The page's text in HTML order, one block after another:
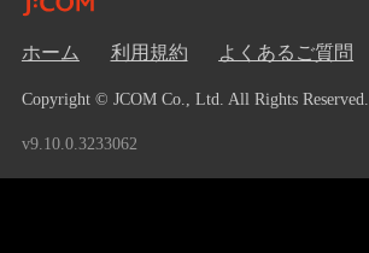
ホーム 利用規約 よくあるご質問
Copyright © JCOM Co., Ltd. All Rights Reserved.
v9.10.0.3233062